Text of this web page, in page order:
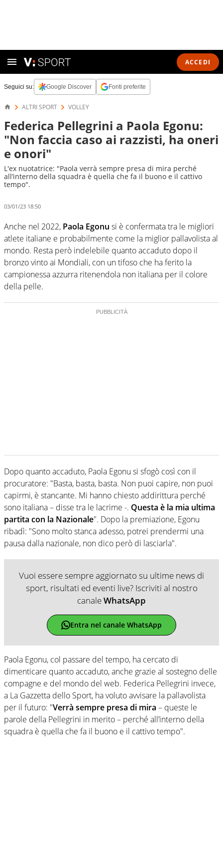
ACCEDI
Seguici su: Google Discover Fonti preferite
ALTRI SPORT VOLLEY
Federica Pellegrini a Paola Egonu:
"Non faccia caso ai razzisti, ha oneri
e onori"
L'ex nuotatrice: "Paola verrà sempre presa di mira perché
all’interno della squadra è quella che fa il buono e il cattivo
tempo".
03/01/23 18:50
Anche nel 2022, Paola Egonu si è confermata tra le migliori
atlete italiane e probabilmente come la miglior pallavolista al
mondo. Resta però indelebile quanto accaduto dopo il
bronzo vinto ai Mondiali, con un tifoso che ha ferito la
campionessa azzurra ritenendola non italiana per il colore
della pelle.
Dopo quanto accaduto, Paola Egonu si sfogò così con il
procuratore: "Basta, basta, basta. Non puoi capire, non puoi
capirmi, è stancante. Mi hanno chiesto addirittura perché
sono italiana – disse tra le lacrime -. Questa è la mia ultima
partita con la Nazionale". Dopo la premiazione, Egonu
ribadì: "Sono molto stanca adesso, potrei prendermi una
pausa dalla nazionale, non dico però di lasciarla".
Vuoi essere sempre aggiornato su ultime news di
sport, risultati ed eventi live? Iscriviti al nostro
canaleWhatsApp
Entra nel canale WhatsApp
Paola Egonu, col passare del tempo, ha cercato di
dimenticare quanto accaduto, anche grazie al sostegno delle
compagne e del mondo del web. Federica Pellegrini invece,
a La Gazzetta dello Sport, ha voluto avvisare la pallavolista
per il futuro: "Verrà sempre presa di mira – queste le
parole della Pellegrini in merito – perché all’interno della
squadra è quella che fa il buono e il cattivo tempo".